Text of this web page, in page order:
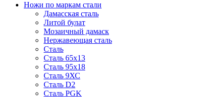
Ножи по маркам стали
Дамасская сталь
Литой булат
Мозаичный дамаск
Нержавеющая сталь
Сталь
Сталь 65х13
Сталь 95х18
Сталь 9ХС
Сталь D2
Сталь PGK